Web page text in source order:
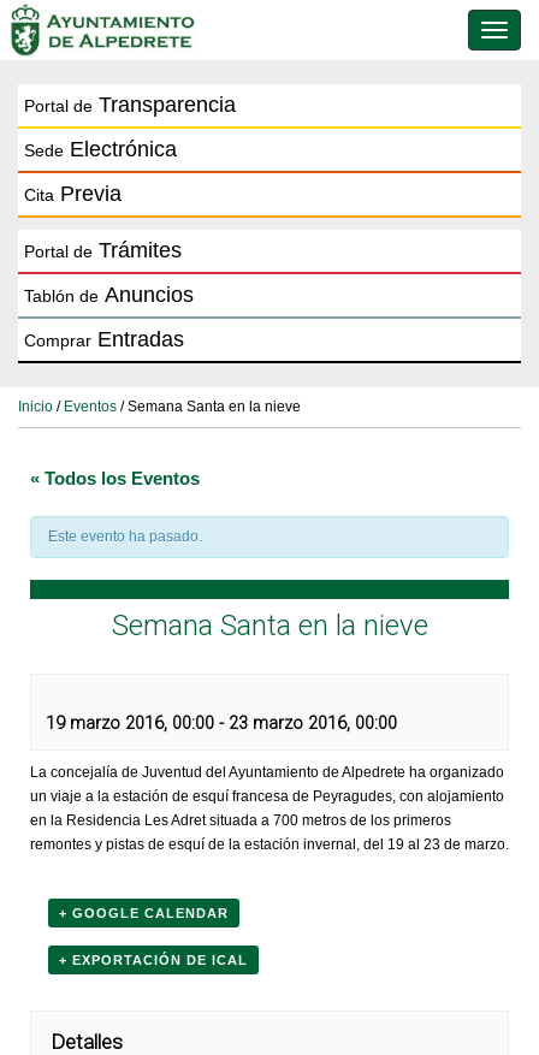
de
Portal de Transparencia
Sede Electrónica
Cita Previa
Portal de Trámites
Tablón de Anuncios
Comprar Entradas
Inicio / Eventos / Semana Santa en la nieve
« Todos los Eventos
Este evento ha pasado.
Semana Santa en la nieve
19 marzo 2016, 00:00 - 23 marzo 2016, 00:00
La concejalía de Juventud del Ayuntamiento de Alpedrete ha organizado
un viaje a la estación de esquí francesa de Peyragudes, con alojamiento
en la Residencia Les Adret situada a 700 metros de los primeros
remontes y pistas de esquí de la estación invernal, del 19 al 23 de marzo.
+ GOOGLE CALENDAR
+ EXPORTACIÓN DE ICAL
Detalles